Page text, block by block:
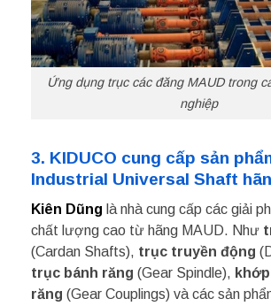
Ứng dụng trục các đăng MAUD trong
nghiệp
3. KIDUCO cung cấp sản
Industrial Universal Shaft
Kiên Dũng là nhà cung cấp các giải
chất lượng cao từ hãng MAUD. Như
(Cardan Shafts), trục truyền động
trục bánh răng (Gear Spindle),
răng (Gear Couplings) và các sản